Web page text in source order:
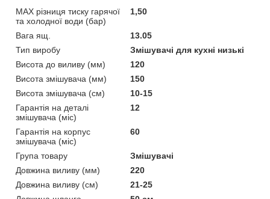
MAX різниця тиску гарячої
та холодної води (бар)
1,50
Вага ящ.
13.05
Тип виробу
Змішувачі для кухні низькі
Висота до виливу (мм)
120
Висота змішувача (мм)
150
Висота змішувача (см)
10-15
Гарантія на деталі
змішувача (міс)
12
Гарантія на корпус
змішувача (міс)
60
Група товару
Змішувачі
Довжина виливу (мм)
220
Довжина виливу (см)
21-25